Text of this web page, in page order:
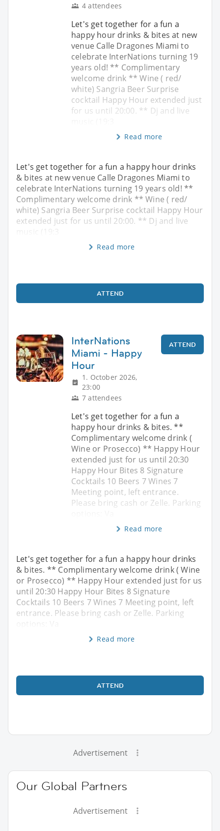
4 attendees
Let's get together for a fun a
happy hour drinks & bites at new
venue Calle Dragones Miami to
celebrate InterNations turning 19
years old! ** Complimentary
welcome drink ** Wine ( red/
white) Sangria Beer Surprise
cocktail Happy Hour extended just
for us until 20:00. ** Dj and live
Read more
Let's get together for a fun a happy hour drinks
& bites at new venue Calle Dragones Miami to
celebrate InterNations turning 19 years old! **
Complimentary welcome drink ** Wine ( red/
white) Sangria Beer Surprise cocktail Happy Hour
extended just for us until 20:00. ** Dj and live
Read more
ATTEND
InterNations
Miami - Happy
Hour
1. October 2026,
23:00
7 attendees
ATTEND
Let's get together for a fun a
happy hour drinks & bites. **
Complimentary welcome drink (
Wine or Prosecco) ** Happy Hour
extended just for us until 20:30
Happy Hour Bites 8 Signature
Cocktails 10 Beers 7 Wines 7
Meeting point, left entrance.
Please bring cash or Zelle. Parking
Read more
Let's get together for a fun a happy hour drinks
& bites. ** Complimentary welcome drink ( Wine
or Prosecco) ** Happy Hour extended just for us
until 20:30 Happy Hour Bites 8 Signature
Cocktails 10 Beers 7 Wines 7 Meeting point, left
entrance. Please bring cash or Zelle. Parking
Read more
ATTEND
Advertisement
Our Global Partners
Advertisement